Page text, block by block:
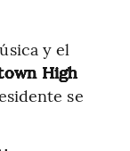
y el
High
se